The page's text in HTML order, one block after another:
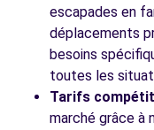
Voir
escapades en
déplacements
besoins
toutes les
Tarifs
marché grâce à